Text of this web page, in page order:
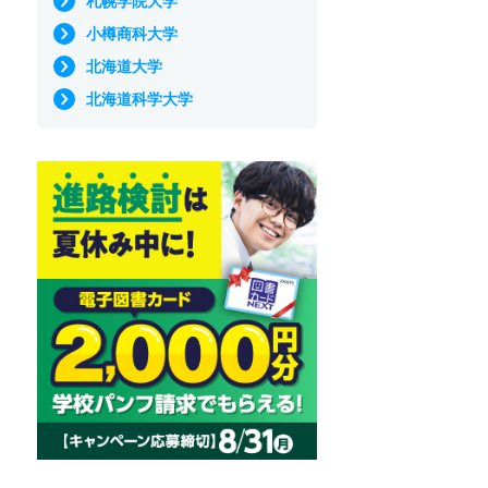
小樽商科大学
北海道大学
北海道科学大学